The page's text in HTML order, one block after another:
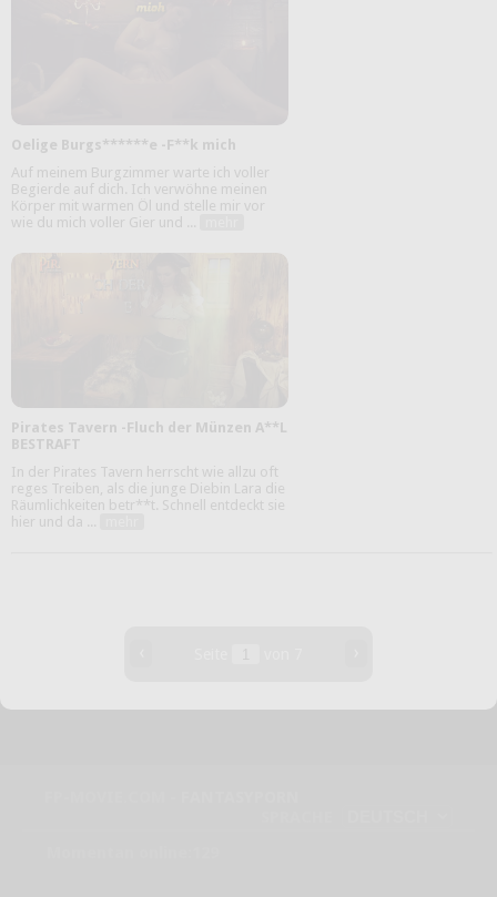
Oelige Burgs******e -F**k mich
Auf meinem Burgzimmer warte ich voller
Begierde auf dich. Ich verwöhne meinen
Körper mit warmen Öl und stelle mir vor
wie du mich voller Gier und ...
Pirates Tavern -Fluch der Münzen A**L
BESTRAFT
In der Pirates Tavern herrscht wie allzu oft
reges Treiben, als die junge Diebin Lara die
Räumlichkeiten betr**t. Schnell entdeckt sie
hier und da ...